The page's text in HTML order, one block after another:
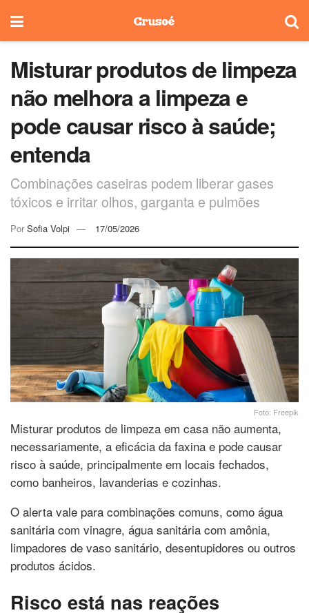
Misturar produtos de limpeza
não melhora a limpeza e
pode causar risco à saúde;
entenda
Combinações caseiras podem liberar gases
tóxicos e irritar olhos, garganta e pulmões
Por Sofia Volpi 17/05/2026
Foto: Freepik
Misturar produtos de limpeza em casa não aumenta,
necessariamente, a eficácia da faxina e pode causar
risco à saúde, principalmente em locais fechados,
como banheiros, lavanderias e cozinhas.
O alerta vale para combinações comuns, como água
sanitária com vinagre, água sanitária com amônia,
limpadores de vaso sanitário, desentupidores ou outros
produtos ácidos.
Risco está nas reações